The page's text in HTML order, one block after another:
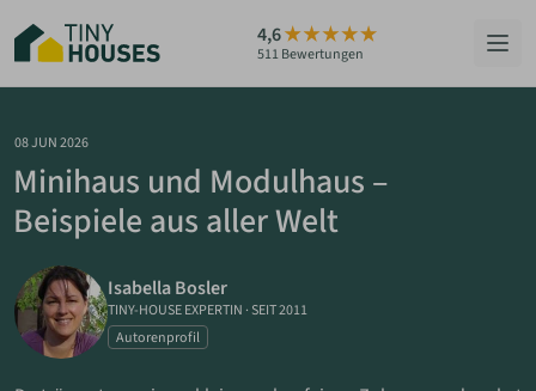
Hauptinhalt
springen
4,6
511 Bewertungen
HÄUSER
BERATUNG
RATGEBER
ÜBER UNS
08 JUN 2026
Minihaus und Modulhaus –
Beispiele aus aller Welt
Isabella Bosler
TINY-HOUSE EXPERTIN · SEIT 2011
Autorenprofil